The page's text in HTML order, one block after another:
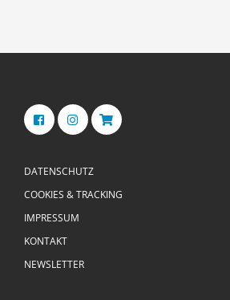
DATENSCHUTZ
COOKIES & TRACKING
IMPRESSUM
KONTAKT
NEWSLETTER